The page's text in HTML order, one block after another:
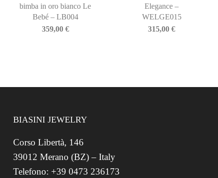
bimba in oro bianco Le
Bebé – LB004
359,00 €
Elegance –
WELGE015
315,00€
BIASINI JEWELRY
Corso Libertà, 146
39012 Merano (BZ) – Italy
Telefono: +39 0473 236173